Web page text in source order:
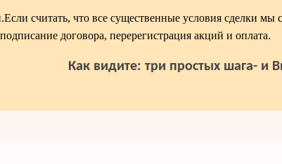
считать, что все существенные условия сделки мы
договора, перерегистрация акций и оплата.
Как видите: три простых шага- и